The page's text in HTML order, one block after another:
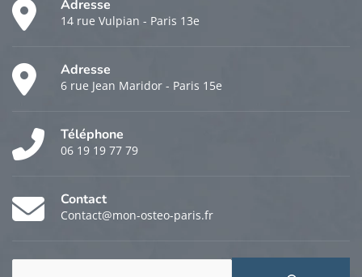
Adresse
14 rue Vulpian - Paris 13e
Adresse
6 rue Jean Maridor - Paris 15e
Téléphone
06 19 19 77 79
Contact
Contact@mon-osteo-paris.fr